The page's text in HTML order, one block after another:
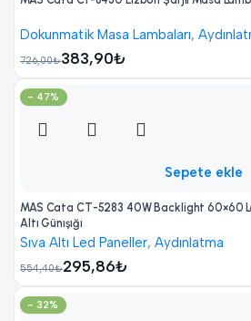
Dokunmatik Masa Lambaları,
726,00₺383,90₺
- 47%
Sepete ekle
MAS Cata CT-5283 40W Backlight 60×60
Altı Günışığı
Sıva Altı Led Paneller, Aydınlatma
554,40₺295,86₺
- 32%